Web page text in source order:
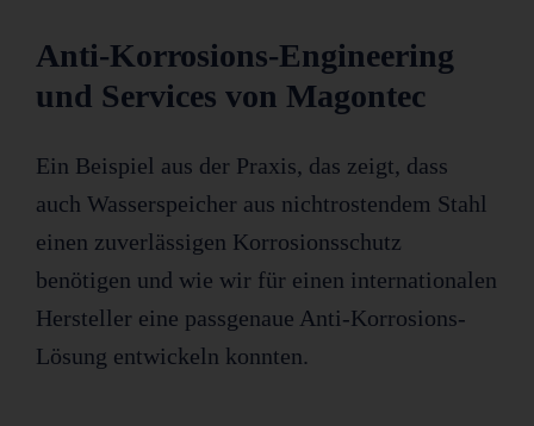
Anti-Korrosions-Engineering
und Services von Magontec
Ein Beispiel aus der Praxis, das zeigt, dass
auch Wasserspeicher aus nichtrostendem Stahl
einen zuverlässigen Korrosionsschutz
benötigen und wie wir für einen internationalen
Hersteller eine passgenaue Anti-Korrosions-
Lösung entwickeln konnten.